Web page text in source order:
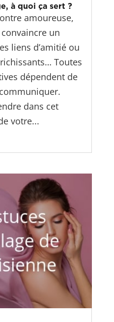
à quoi ça sert ?
amoureuse,
un
liens d’amitié ou
Toutes
dépendent de
dans cet
votre...